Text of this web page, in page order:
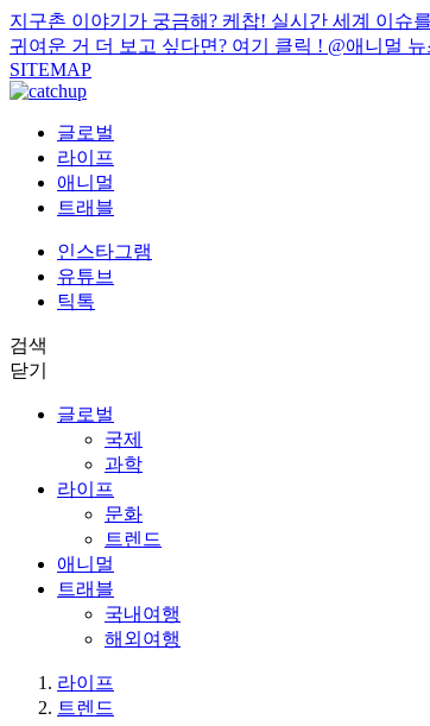
지구촌 이야기가 궁금해? 케찹! 실시간 세계 이슈
귀여운 거 더 보고 싶다면? 여기 클릭 ! @애니멀 뉴
SITEMAP
글로벌
라이프
애니멀
트래블
인스타그램
유튜브
틱톡
검색
닫기
글로벌
국제
과학
라이프
문화
트렌드
애니멀
트래블
국내여행
해외여행
라이프
트렌드